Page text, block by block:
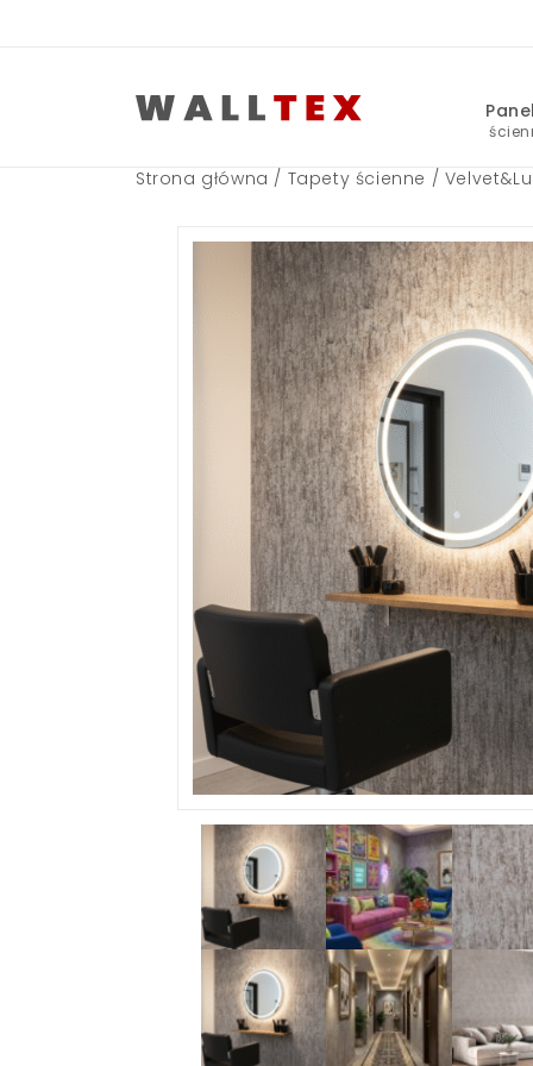
Strona główna / Tapety ścienne /